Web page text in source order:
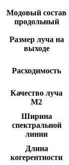
Модовый состав
продольный
Размер луча на
выходе
Расходимость
Качество луча
М2
Ширина
спектральной
линии
Длина
когерентности